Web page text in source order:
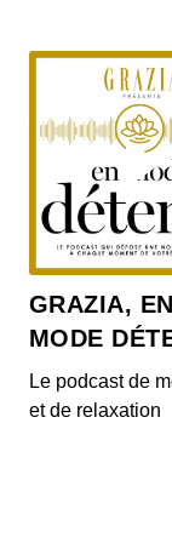
GRAZIA, EN
MODE
Le podcast de
et de relaxation